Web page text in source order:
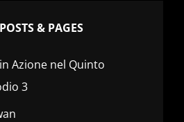
& PAGES
Azione nel Quinto
3